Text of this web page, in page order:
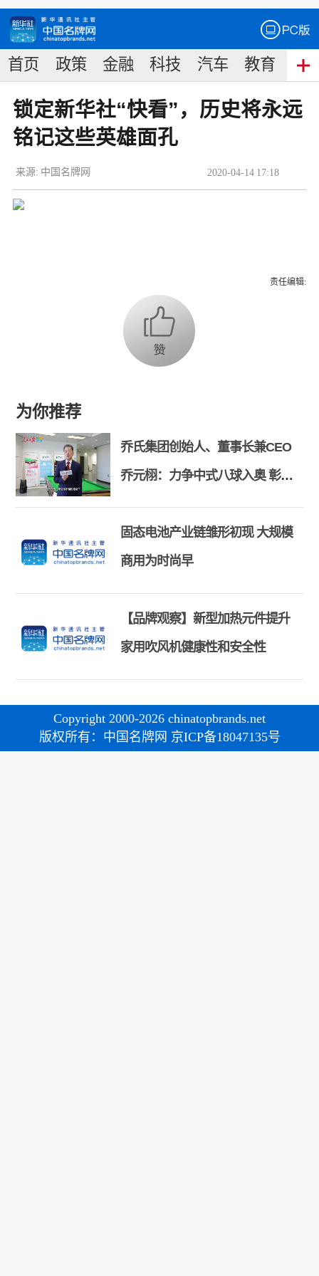
首页 政策 金融 科技 汽车 教育 食
锁定新华社“快看”，历史将永远
铭记这些英雄面孔
2020-04-14 17:18
来源: 中国名牌网
责任编辑:
为你推荐
乔氏集团创始人、董事长兼CEO
乔元栩：力争中式八球入奥 彰显
和合共生精神
固态电池产业链雏形初现 大规模
商用为时尚早
【品牌观察】新型加热元件提升
家用吹风机健康性和安全性
Copyright 2000-2026 chinatopbrands.net
版权所有：中国名牌网 京ICP备18047135号